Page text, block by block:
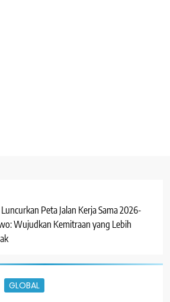
Peta Jalan Kerja Sama 2026-
Wujudkan Kemitraan yang Lebih
GLOBAL